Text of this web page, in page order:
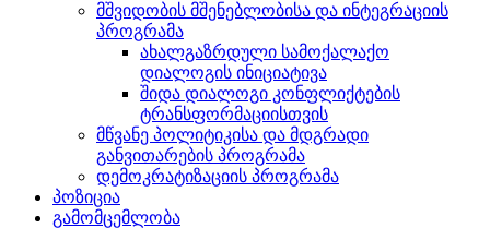
მშვიდობის მშენებლობისა და ინტეგრაციის
პროგრამა
ახალგაზრდული სამოქალაქო
დიალოგის ინიციატივა
შიდა დიალოგი კონფლიქტების
ტრანსფორმაციისთვის
მწვანე პოლიტიკისა და მდგრადი
განვითარების პროგრამა
დემოკრატიზაციის პროგრამა
პოზიცია
გამომცემლობა